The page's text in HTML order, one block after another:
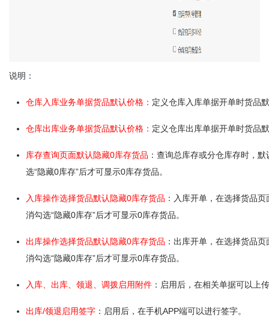
说明：
仓库入库业务单据货品默认价格： 定义仓库入库单据开单时货品
仓库出库业务单据货品默认价格： 定义仓库出库单据开单时货品
库存查询页面默认隐藏0库存货品 ：查询总库存或分仓库存时，
选“隐藏0库存”后才可显示0库存货品。
入库操作选择货品默认隐藏0库存货品 ：入库开单，在选择货品
消勾选“隐藏0库存”后才可显示0库存货品。
出库操作选择货品默认隐藏0库存货品 ：出库开单，在选择货品
消勾选“隐藏0库存”后才可显示0库存货品。
入库、出库、领退、调拨启用附件 ：启用后，在相关单据可以上
出库/领退启用签字 ：启用后，在手机APP端可以进行签字。